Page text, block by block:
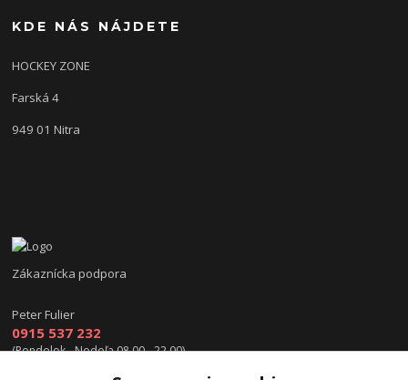
KDE NÁS NÁJDETE
HOCKEY ZONE
Farská 4
949 01 Nitra
Zákaznícka podpora
Peter Fulier
0915 537 232
(Pondelok - Nedeľa 08.00 - 22.00)